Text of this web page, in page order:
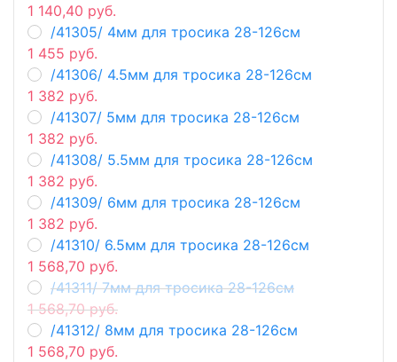
1 140,40 руб.
/41305/ 4мм для тросика 28-126см
1 455 руб.
/41306/ 4.5мм для тросика 28-126см
1 382 руб.
/41307/ 5мм для тросика 28-126см
1 382 руб.
/41308/ 5.5мм для тросика 28-126см
1 382 руб.
/41309/ 6мм для тросика 28-126см
1 382 руб.
/41310/ 6.5мм для тросика 28-126см
1 568,70 руб.
/41311/ 7мм для тросика 28-126см
1 568,70 руб.
/41312/ 8мм для тросика 28-126см
1 568,70 руб.